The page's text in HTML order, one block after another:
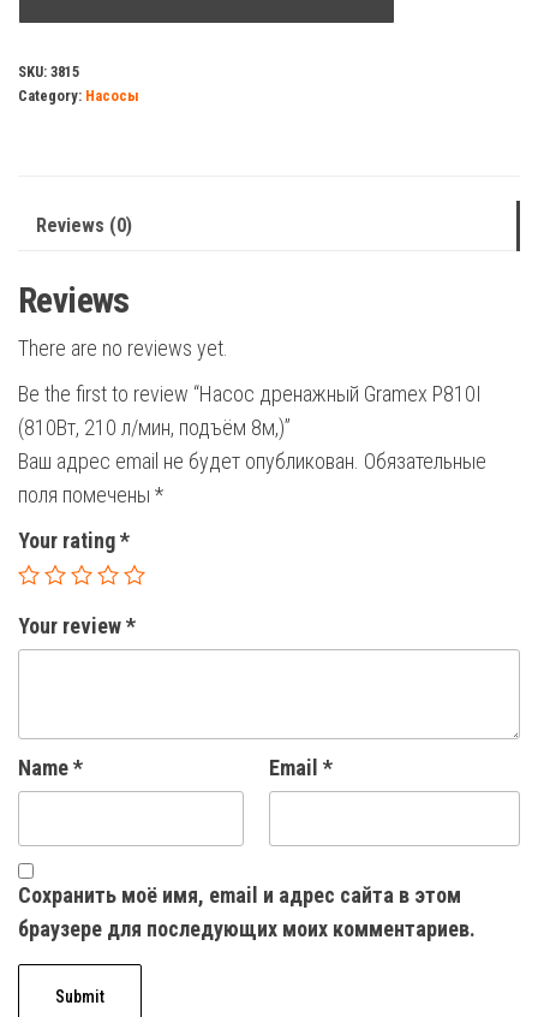
P810I
(810Вт,
подъём
quantity
SKU: 3815
Category: Насосы
Reviews (0)
Reviews
There are no reviews yet.
Be the first to review “Насос дренажный Gramex P810I
(810Вт, 210 л/мин, подъём 8м,)”
Ваш адрес email не будет опубликован. Обязательные
поля помечены *
Your rating*
Your review*
Name* Email *
Сохранить моё имя, email и адрес сайта в этом
браузере для последующих моих комментариев.